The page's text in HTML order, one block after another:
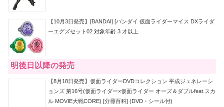
【10月3日発売】[BANDAI] [バンダイ 仮面ライダーマイス DXライダ
ーエグズセット02 対象年齢 3 才以上
明後日以降の発売
【8月18日発売】仮面ライダーDVDコレクション 平成ジェネレーシ
ョンズ 第16号(仮面ライダー×仮面ライダー オーズ＆ダブルfeat.スカ
ル MOVIE大戦CORE) [分冊百科] (DVD・シール付)